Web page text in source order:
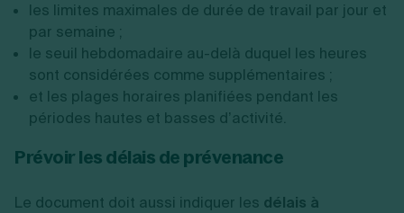
les limites maximales de durée de travail par jour et
par semaine ;
le seuil hebdomadaire au-delà duquel les heures
sont considérées comme supplémentaires ;
et les plages horaires planifiées pendant les
périodes hautes et basses d’activité.
Prévoir les délais de prévenance
Le document doit aussi indiquer les délais à